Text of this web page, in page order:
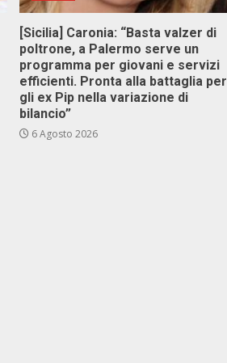
[Sicilia] Caronia: “Basta valzer di
poltrone, a Palermo serve un
programma per giovani e servizi
efficienti. Pronta alla battaglia per
gli ex Pip nella variazione di
bilancio”
6 Agosto 2026